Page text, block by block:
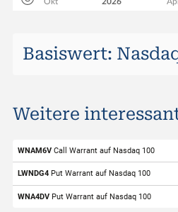
Basiswert:
ISIN
Basiswert
Weitere
WNAM6V Call Warrant auf Nasdaq 100
LWNDG4 Put Warrant auf Nasdaq 100
WNA4DV Put Warrant auf Nasdaq 100